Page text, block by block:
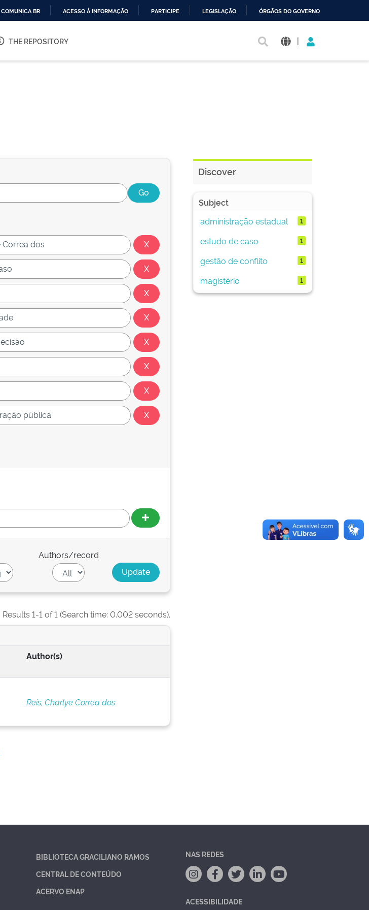
O
COMUNICA BR ACESSO À INFORMAÇÃO PARTICIPE LEGISLAÇÃO ÓRGÃOS DO GOVERNO
THE REPOSITORY |
Authors/record
Results 1-1 of 1 (Search time: 0.002 seconds).
Author(s)
Reis, Charlye Correa dos
Discover
Subject
administração estadual
1
estudo de caso 1
gestão de conflito 1
magistério 1
BIBLIOTECA GRACILIANO RAMOS
CENTRAL DE CONTEÚDO
ACERVO ENAP
NAS REDES
ACESSIBILIDADE